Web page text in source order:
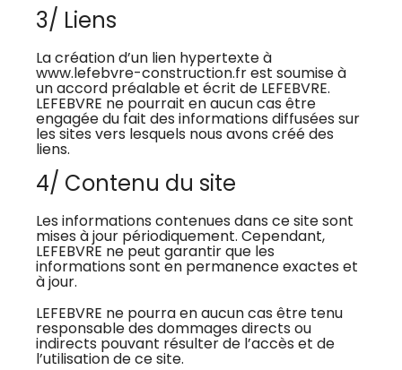
3/ Liens
La création d’un lien hypertexte à
www.lefebvre-construction.fr est soumise à
un accord préalable et écrit de LEFEBVRE.
LEFEBVRE ne pourrait en aucun cas être
engagée du fait des informations diffusées sur
les sites vers lesquels nous avons créé des
liens.
4/ Contenu du site
Les informations contenues dans ce site sont
mises à jour périodiquement. Cependant,
LEFEBVRE ne peut garantir que les
informations sont en permanence exactes et
à jour.
LEFEBVRE ne pourra en aucun cas être tenu
responsable des dommages directs ou
indirects pouvant résulter de l’accès et de
l’utilisation de ce site.